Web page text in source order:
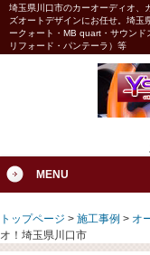
埼玉県川口市のカーオーディオ、
ズオートデザインにお任せ。埼玉
ークォート・MB quart・サウンド
リフォード・パンテーラ）等
MENU
トップページ > 施工事例 > オ
オ！埼玉県川口市